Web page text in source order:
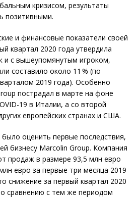
кризисом, результаты
позитивными.
и финансовые показатели своей
квартал 2020 года утвердила
и с выше­упомянутым игроком,
составило около 11 % (по
2019 года). Особенно
пострадал в марте на фоне
19 в Италии, а со второй
европейских странах и США.
оценить первые последствия,
бизнесу Marcolin Group. Компания
продаж в размере 93,5 млн евро
евро за первые три месяца 2019
снижение за первый квартал 2020
сравнению с тем же периодом